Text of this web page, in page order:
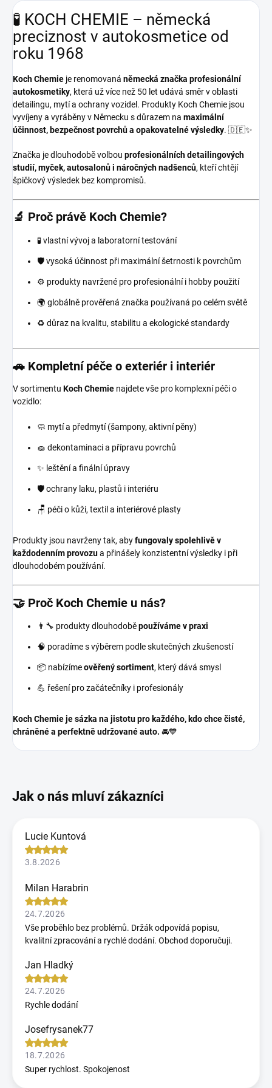
🧪 KOCH CHEMIE – německá
preciznost v autokosmetice od
roku 1968
Koch Chemie je renomovaná německá značka profesionální
autokosmetiky, která už více než 50 let udává směr v oblasti
detailingu, mytí a ochrany vozidel. Produkty Koch Chemie jsou
vyvíjeny a vyráběny v Německu s důrazem na maximální
účinnost, bezpečnost povrchů a opakovatelné výsledky. 🇩🇪✨
Značka je dlouhodobě volbou profesionálních detailingových
studií, myček, autosalonů i náročných nadšenců, kteří chtějí
špičkový výsledek bez kompromisů.
🔬 Proč právě Koch Chemie?
🧪 vlastní vývoj a laboratorní testování
🛡️ vysoká účinnost při maximální šetrnosti k povrchům
⚙️ produkty navržené pro profesionální i hobby použití
🌍 globálně prověřená značka používaná po celém světě
♻️ důraz na kvalitu, stabilitu a ekologické standardy
🚗 Kompletní péče o exteriér i interiér
V sortimentu Koch Chemie najdete vše pro komplexní péči o
vozidlo:
🧼 mytí a předmytí (šampony, aktivní pěny)
🧽 dekontaminaci a přípravu povrchů
✨ leštění a finální úpravy
🛡️ ochrany laku, plastů i interiéru
🪑 péči o kůži, textil a interiérové plasty
Produkty jsou navrženy tak, abyfungovaly spolehlivě v
každodenním provozua přinášely konzistentní výsledky i při
dlouhodobém používání.
🤝 Proč Koch Chemie u nás?
👨‍🔧 produkty dlouhodoběpoužíváme v praxi
🧠 poradíme s výběrem podle skutečných zkušeností
📦 nabízímeověřený sortiment, který dává smysl
💪 řešení pro začátečníky i profesionály
Koch Chemie je sázka na jistotu pro každého, kdo chce čisté,
chráněné a perfektně udržované auto. 🚘💙
Lucie Kuntová
3.8.2026
Milan Harabrin
24.7.2026
Vše proběhlo bez problémů. Držák odpovídá popisu,
kvalitní zpracování a rychlé dodání. Obchod doporučuji.
Jan Hladký
24.7.2026
Rychle dodání
Josefrysanek77
18.7.2026
Super rychlost. Spokojenost